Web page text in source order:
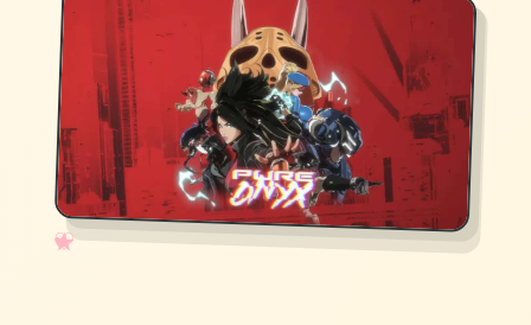
✧
♡
★
♥